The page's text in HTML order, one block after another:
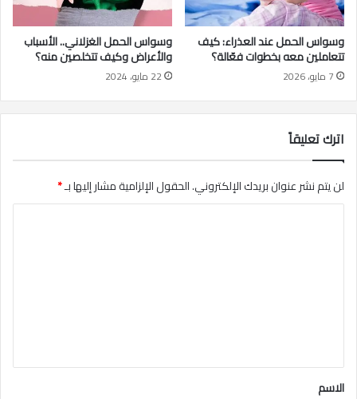
وسواس الحمل عند العذراء: كيف
تتعاملين معه بخطوات فعّالة؟
7 مايو، 2026
وسواس الحمل الغزلاني.. الأسباب
والأعراض وكيف تتخلصين منه؟
22 مايو، 2024
اترك تعليقاً
لن يتم نشر عنوان بريدك الإلكتروني.الحقول الإلزامية مشار إليها بـ*
*
الاسم